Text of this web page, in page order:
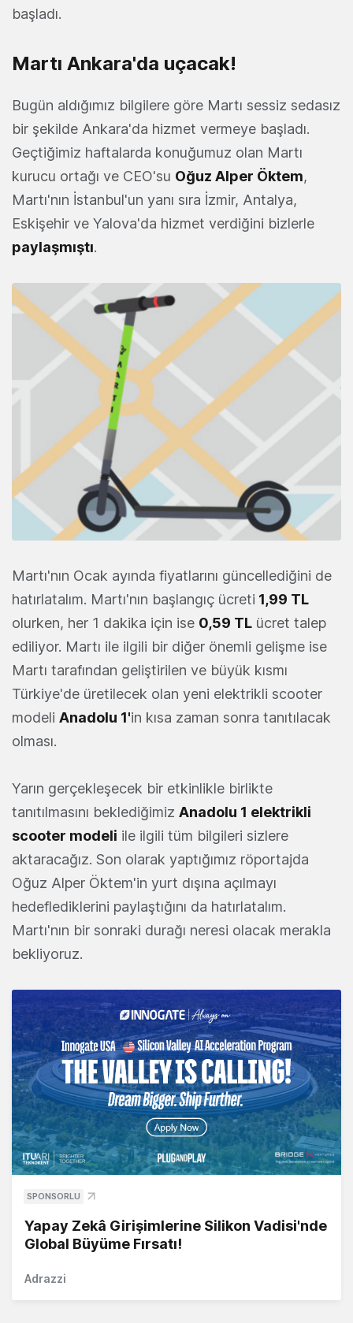
başladı.
Martı Ankara'da uçacak!
Bugün aldığımız bilgilere göre Martı sessiz sedasız
bir şekilde Ankara'da hizmet vermeye başladı.
Geçtiğimiz haftalarda konuğumuz olan Martı
kurucu ortağı ve CEO'su Oğuz Alper Öktem,
Martı'nın İstanbul'un yanı sıra İzmir, Antalya,
Eskişehir ve Yalova'da hizmet verdiğini bizlerle
paylaşmıştı.
Martı'nın Ocak ayında fiyatlarını güncellediğini de
hatırlatalım. Martı'nın başlangıç ücreti 1,99 TL
olurken, her 1 dakika için ise 0,59 TL ücret talep
ediliyor. Martı ile ilgili bir diğer önemli gelişme ise
Martı tarafından geliştirilen ve büyük kısmı
Türkiye'de üretilecek olan yeni elektrikli scooter
modeli Anadolu 1'in kısa zaman sonra tanıtılacak
olması.
Yarın gerçekleşecek bir etkinlikle birlikte
tanıtılmasını beklediğimiz Anadolu 1 elektrikli
scooter modeli ile ilgili tüm bilgileri sizlere
aktaracağız. Son olarak yaptığımız röportajda
Oğuz Alper Öktem'in yurt dışına açılmayı
hedeflediklerini paylaştığını da hatırlatalım.
Martı'nın bir sonraki durağı neresi olacak merakla
bekliyoruz.
SPONSORLU
Yapay Zekâ Girişimlerine Silikon Vadisi'nde
Global Büyüme Fırsatı!
Adrazzi